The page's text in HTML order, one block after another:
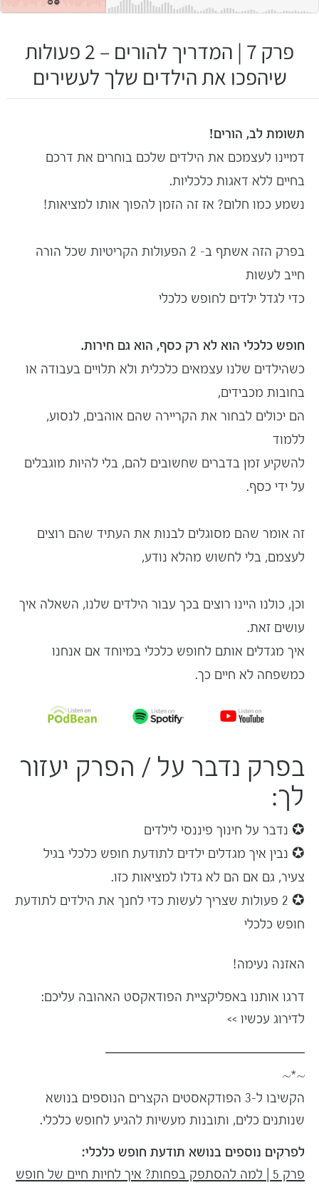
פרק 7 | המדריך להורים – 2 פעולות
שיהפכו את הילדים שלך לעשירים
תשומת לב, הורים!
דמיינו לעצמכם את הילדים שלכם בוחרים את דרכם
בחיים ללא דאגות כלכליות.
נשמע כמו חלום? אז זה הזמן להפוך אותו למציאות!
בפרק הזה אשתף ב- 2 הפעולות הקריטיות שכל הורה
חייב לעשות
כדי לגדל ילדים לחופש כלכלי
חופש כלכלי הוא לא רק כסף, הוא גם חירות.
כשהילדים שלנו עצמאים כלכלית ולא תלויים בעבודה או
בחובות מכבידים,
הם יכולים לבחור את הקריירה שהם אוהבים, לנסוע,
ללמוד
להשקיע זמן בדברים שחשובים להם, בלי להיות מוגבלים
על ידי כסף.
זה אומר שהם מסוגלים לבנות את העתיד שהם רוצים
לעצמם, בלי לחשוש מהלא נודע,
וכן, כולנו היינו רוצים בכך עבור הילדים שלנו, השאלה איך
עושים זאת.
איך מגדלים אותם לחופש כלכלי במיוחד אם אנחנו
כמשפחה לא חיים כך.
בפרק נדבר על / הפרק יעזור
לך:
✪ נדבר על חינוך פיננסי לילדים
✪ נבין איך מגדלים ילדים לתודעת חופש כלכלי בגיל
צעיר, גם אם הם לא גדלו למציאות כזו.
✪ 2 פעולות שצריך לעשות כדי לחנך את הילדים לתודעת
חופש כלכלי
האזנה נעימה!
דרגו אותנו באפליקציית הפודאקסט האהובה עליכם:
לדירוג עכשיו >>
~*~
הקשיבו ל-3 הפודקאסטים הקצרים הנוספים בנושא
שנותנים כלים, ותובנות מעשיות להגיע לחופש כלכלי.
לפרקים נוספים בנושא תודעת חופש כלכלי:
פרק 5 | למה להסתפק בפחות? איך לחיות חיים של חופש